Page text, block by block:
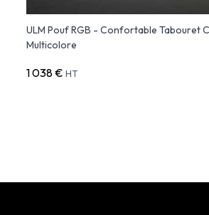
ULM Pouf RGB - Confortable Tabouret
Multicolore
1 038 € HT